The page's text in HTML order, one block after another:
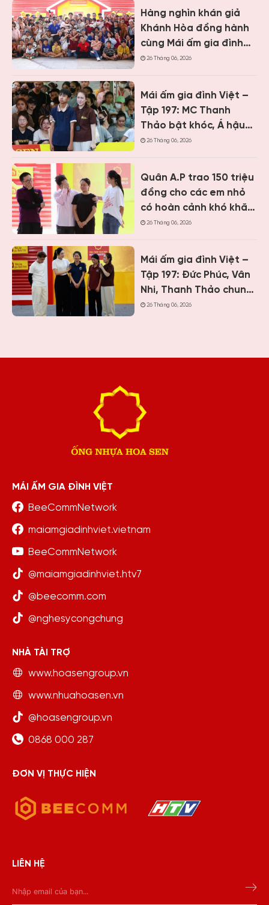
Hàng nghìn khán giả
Khánh Hòa đồng hành
cùng Mái ấm gia đình
Việt, trao hơn 9 tỷ
26 Tháng 06, 2026
Mái ấm gia đình Việt –
Tập 197: MC Thanh
Thảo bật khóc, Á hậu
Vân Nhi và ca sĩ Nguyễn
chăm mẹ bệnh tâm
thần
26 Tháng 06, 2026
Quân A.P trao 150 triệu
đồng cho các em nhỏ
có hoàn cảnh khó khăn
khi ghi hình “Mái ấm gia
26 Tháng 06, 2026
Mái ấm gia đình Việt –
Tập 197: Đức Phúc, Vân
Nhi, Thanh Thảo chung
tay giúp hai cô bé có
26 Tháng 06, 2026
MÁI ẤM GIA ĐÌNH VIỆT
BeeCommNetwork
maiamgiadinhviet.vietnam
BeeCommNetwork
@maiamgiadinhviet.htv7
@beecomm.com
@nghesycongchung
NHÀ TÀI TRỢ
www.hoasengroup.vn
www.nhuahoasen.vn
@hoasengroup.vn
0868 000 287
ĐƠN VỊ THỰC HIỆN
LIÊN HỆ